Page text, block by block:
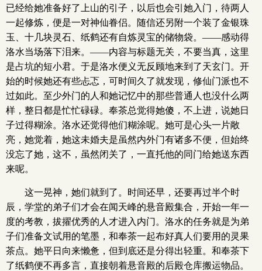
已经给她准备好了上山的引子，以后也会引她入门，待两人
一起修炼，便是一对神仙眷侣。随信还另附一个装了金银珠
玉、十几块灵石、纸鹤还有自炼灵宝的储物袋。——感动得
洛水当场落下泪来。——内容与标题无关，不要当真，这里
是占坑的短小君。于是洛水便义无反顾地来到了天玄门。开
始的时候她还有些忐忑，可时间久了就发现，修仙门派也不
过如此。至少外门的人和她记忆中的那些普通人也没什么两
样，整日都是忙忙碌碌。奉茶总觉得她傻，不上进，说她日
子过得糊涂。洛水还觉得他们糊涂呢。她可是心头一片敞
亮，她觉着，她这未婚夫是虽然内外门有诸多不便，但始终
没忘了她，这不，虽然闭关了，一直托他的同门给她送东西
来呢。
这一晃神，她们就到了。时间还早，还要再过半个时
辰，学堂的弟子们才会在闻天峰的悬音殿集合，开始一年一
度的考教，拔擢优秀的人才进入内门。洛水的任务就是为弟
子们准备文试用的笔墨，和奉茶一起布好真人们要用的灵果
茶点。她平日向来懒惫，但到底还是分得出轻重。和奉茶下
了纸鹤便不再多言，直接朝着悬音殿的后殿仓库搬运物品。